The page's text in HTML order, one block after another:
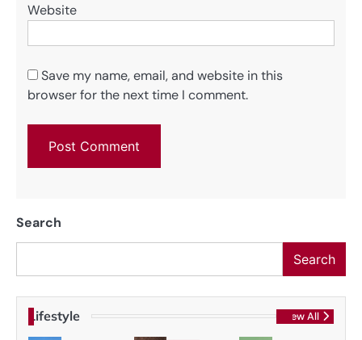
Website
Save my name, email, and website in this
browser for the next time I comment.
Search
Search
Lifestyle View All